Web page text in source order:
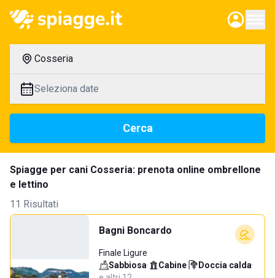
Cosseria
Seleziona date
Cerca
Spiagge per cani Cosseria: prenota online ombrellone
e lettino
11 Risultati
Bagni Boncardo
Finale Ligure
Sabbiosa· Cabine· Doccia calda·